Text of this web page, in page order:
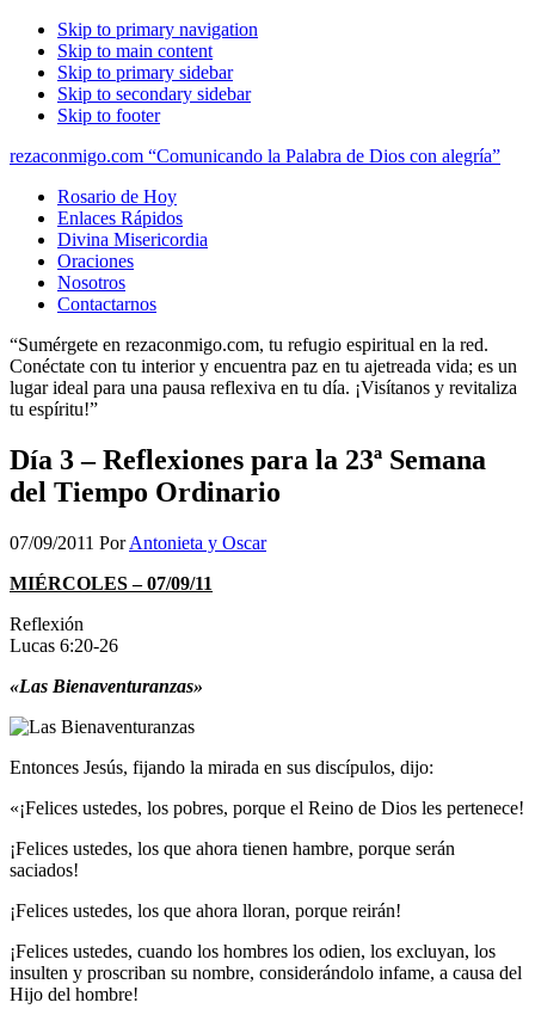
Skip to primary navigation
Skip to main content
Skip to primary sidebar
Skip to secondary sidebar
Skip to footer
rezaconmigo.com “Comunicando la Palabra de Dios con alegría”
Rosario de Hoy
Enlaces Rápidos
Divina Misericordia
Oraciones
Nosotros
Contactarnos
“Sumérgete en rezaconmigo.com, tu refugio espiritual en la red.
Conéctate con tu interior y encuentra paz en tu ajetreada vida; es un
lugar ideal para una pausa reflexiva en tu día. ¡Visítanos y revitaliza
tu espíritu!”
Día 3 – Reflexiones para la 23ª Semana
del Tiempo Ordinario
07/09/2011 PorAntonieta y Oscar
MIÉRCOLES – 07/09/11
Reflexión
Lucas 6:20-26
«Las Bienaventuranzas»
Entonces Jesús, fijando la mirada en sus discípulos, dijo:
«¡Felices ustedes, los pobres, porque el Reino de Dios les pertenece!
¡Felices ustedes, los que ahora tienen hambre, porque serán
saciados!
¡Felices ustedes, los que ahora lloran, porque reirán!
¡Felices ustedes, cuando los hombres los odien, los excluyan, los
insulten y proscriban su nombre, considerándolo infame, a causa del
Hijo del hombre!